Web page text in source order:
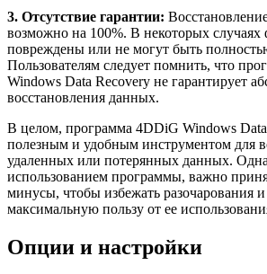
3. Отсутствие гарантии:
возможно на 100%. В некоторых
повреждены или не могут быть
Пользователям следует помнить, что
Windows Data Recovery не гарантирует
восстановления данных.
В целом, программа 4DDiG Windows Data
полезным и удобным инструментом для
удаленных или потерянных данных.
использованием программы, важно
минусы, чтобы избежать разочарования
максимальную пользу от ее
Опции и настройки